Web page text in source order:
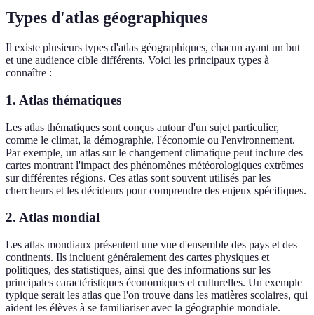
Types d'atlas géographiques
Il existe plusieurs types d'atlas géographiques, chacun ayant un but
et une audience cible différents. Voici les principaux types à
connaître :
1. Atlas thématiques
Les atlas thématiques sont conçus autour d'un sujet particulier,
comme le climat, la démographie, l'économie ou l'environnement.
Par exemple, un atlas sur le changement climatique peut inclure des
cartes montrant l'impact des phénomènes météorologiques extrêmes
sur différentes régions. Ces atlas sont souvent utilisés par les
chercheurs et les décideurs pour comprendre des enjeux spécifiques.
2. Atlas mondial
Les atlas mondiaux présentent une vue d'ensemble des pays et des
continents. Ils incluent généralement des cartes physiques et
politiques, des statistiques, ainsi que des informations sur les
principales caractéristiques économiques et culturelles. Un exemple
typique serait les atlas que l'on trouve dans les matières scolaires, qui
aident les élèves à se familiariser avec la géographie mondiale.